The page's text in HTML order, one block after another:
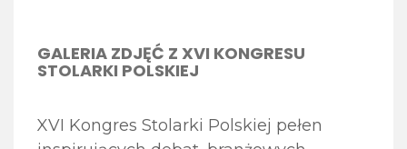
GALERIA ZDJĘĆ Z XVI KONGRESU
STOLARKI POLSKIEJ
XVI Kongres Stolarki Polskiej pełen